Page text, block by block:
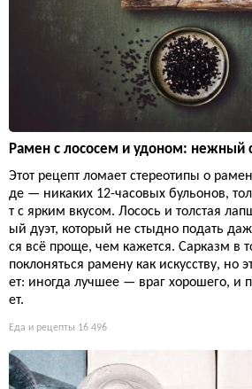
Рамен с лососем и удоном: нежный
Этот рецепт ломает стереотипы о
де — никаких 12-часовых бульонов,
т с ярким вкусом. Лосось и толстая
ый дуэт, который не стыдно подать
ся всё проще, чем кажется. Сарказм в
поклоняться рамену как искусству, но
ет: иногда лучшее — враг хорошего, и
ет.
Еда и рецепты 16 496